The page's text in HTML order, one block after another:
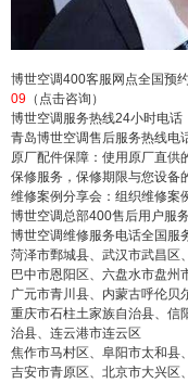
博世空调400客服网点全国预
09 （点击咨询）
博世空调服务热线24小时电话
青岛博世空调售后服务热线电
原厂配件保障：使用原厂直供
保修服务，保修期限与您设备
维修案例分享会：组织维修案
博世空调总部400售后用户服
博世空调维修服务电话全国服
菏泽市鄄城县、武汉市武昌区
巴中市恩阳区、六盘水市盘州
广元市青川县、内蒙古呼伦贝
重庆市石柱土家族自治县、信
治县、连云港市连云区
焦作市马村区、阜阳市太和县
吉安市青原区、北京市大兴区